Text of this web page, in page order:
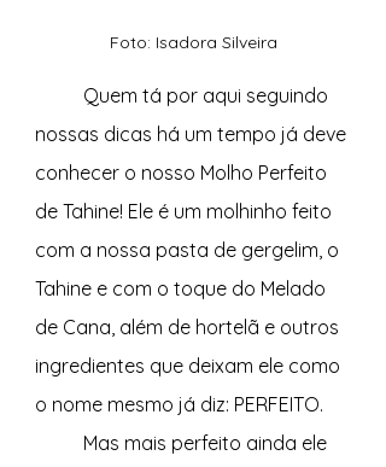
Foto: Isadora Silveira
nossas dicas há um tempo já deve
conhecer o nosso Molho Perfeito
de Tahine! Ele é um molhinho feito
com a nossa pasta de gergelim, o
Tahine e com o toque do Melado
de Cana, além de hortelã e outros
ingredientes que deixam ele como
o nome mesmo já diz: PERFEITO.